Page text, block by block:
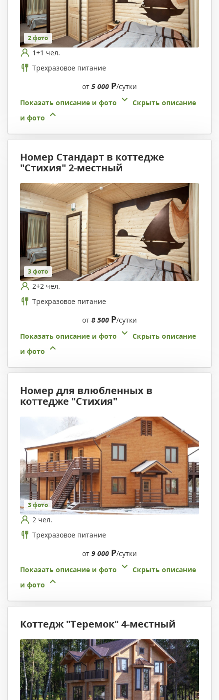
2 фото
1+1 чел.
Трехразовое питание
от 5 000 Р/сутки
Показать описание и фото
Скрыть описание
и фото
Номер Стандарт в коттедже
"Стихия" 2-местный
3 фото
2+2 чел.
Трехразовое питание
от 8 500 Р/сутки
Показать описание и фото
Скрыть описание
и фото
Номер для влюбленных в
коттедже "Стихия"
3 фото
2 чел.
Трехразовое питание
от 9 000 Р/сутки
Показать описание и фото
Скрыть описание
и фото
Коттедж "Теремок" 4-местный